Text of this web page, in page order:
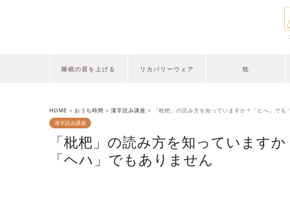
睡眠の質を上げる リカバリーウェア 枕
HOME > おうち時間 > 漢字読み講座 > 「枇杷」の読み方を知っていますか？「ヒへ」でも
漢字読み講座
「枇杷」の読み方を知っています
「ヘハ」でもありません